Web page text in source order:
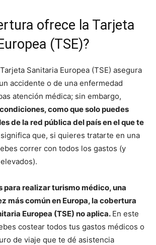
ofrece la Tarjeta
(TSE)?
Sanitaria Europea (TSE) asegura
accidente o de una enfermedad
atención médica; sin embargo,
como que solo puedes
de la red pública del país en el que te
significa que, si quieres tratarte en una
correr con todos los gastos (y
para realizar turismo médico, una
más común en Europa, la cobertura
Europea (TSE) no aplica. En este
costear todos tus gastos médicos o
de viaje que te dé asistencia